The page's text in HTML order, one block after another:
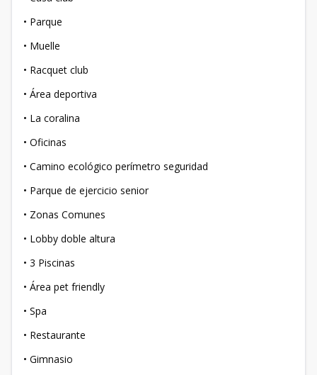
• Parque
• Muelle
• Racquet club
• Área deportiva
• La coralina
• Oficinas
• Camino ecológico perímetro seguridad
• Parque de ejercicio senior
• Zonas Comunes
• Lobby doble altura
• 3 Piscinas
• Área pet friendly
• Spa
• Restaurante
• Gimnasio